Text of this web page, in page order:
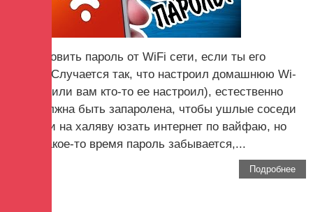
восстановить пароль от WiFi сети, если ты его
забыл? Случается так, что настроил домашнюю Wi-
Fi сеть (или вам кто-то ее настроил), естественно
сеть должна быть запаролена, чтобы ушлые соседи
не могли на халяву юзать интернет по вайфаю, но
через какое-то время пароль забывается,...
Подробнее